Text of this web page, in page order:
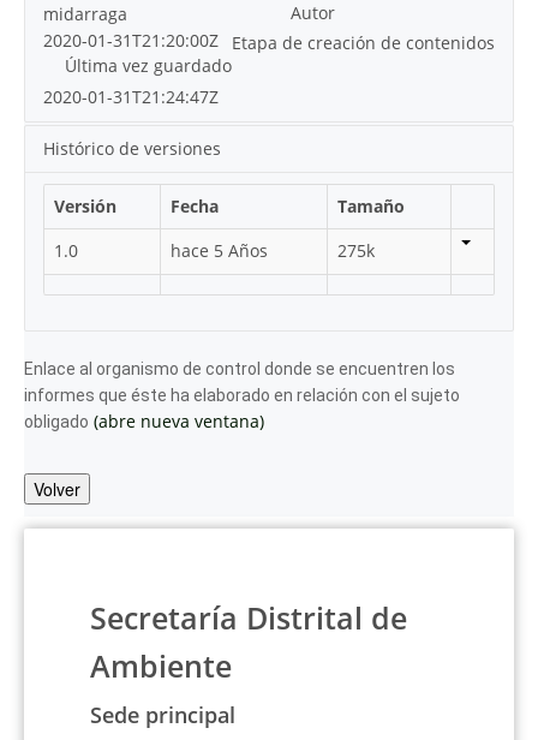
Autor
midarraga
Etapa de creación de contenidos
2020-01-31T21:20:00Z
Última vez guardado
2020-01-31T21:24:47Z
Histórico de versiones
Versión Fecha
Tamaño
1.0
hace 5 Años 275k
Enlace al organismo de control donde se encuentren los
informes que éste ha elaborado en relación con el sujeto
obligado (abre nueva ventana)
Volver
Secretaría Distrital de
Ambiente
Sede principal